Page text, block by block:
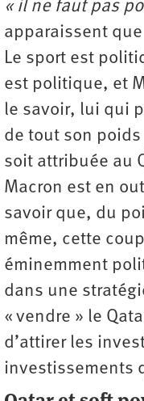
« il ne faut pas
apparaissent
Le sport est
est politique, et
le savoir, lui qui
de tout son
soit attribuée au
Macron est en
savoir que, du
même, cette
éminemment
dans une
« vendre » le
d’attirer les
investissements